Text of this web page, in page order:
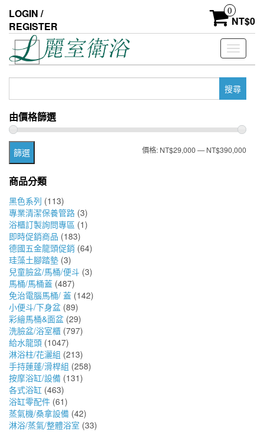
the
content
LOGIN /
REGISTER
0
NT$0
Toggle
鍵
字:
由價格篩選
最最
篩選 價格: NT$29,000—NT$390,000
商品分類
黑色系列 (113)
專業清潔保養管路 (3)
浴櫃訂製詢問專區 (1)
即時促銷商品 (183)
德國五金龍頭促銷 (64)
珪藻土腳踏墊 (3)
兒童臉盆/馬桶/便斗 (3)
馬桶/馬桶蓋 (487)
免治電腦馬桶/ 蓋 (142)
小便斗/下身盆 (89)
彩繪馬桶&面盆 (29)
洗臉盆/浴室櫃 (797)
給水龍頭 (1047)
淋浴柱/花灑組 (213)
手持蓮蓬/滑桿組 (258)
按摩浴缸/設備 (131)
各式浴缸 (463)
浴缸零配件 (61)
蒸氣機/桑拿設備 (42)
淋浴/蒸氣/整體浴室 (33)